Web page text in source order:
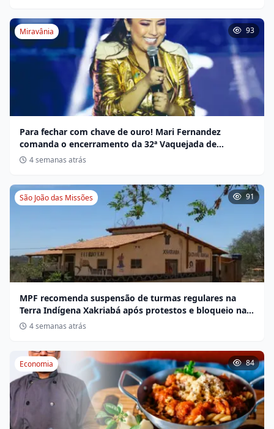
Miravânia 93
Para fechar com chave de ouro! Mari Fernandez
comanda o encerramento da 32ª Vaquejada de
Miravânia hoje
4 semanas atrás
São João das Missões 91
MPF recomenda suspensão de turmas regulares na
Terra Indígena Xakriabá após protestos e bloqueio na
BR-135
4 semanas atrás
Economia 84